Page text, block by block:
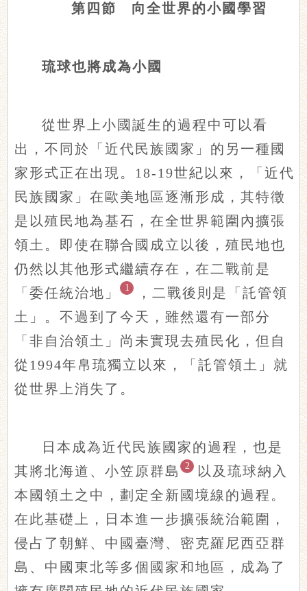
第四節 向全世界的小國學習
琉球也將成為小國
從世界上小國誕生的過程中可以看
出，不同於「近代民族國家」的另一種國
家形式正在出現。18-19世紀以來，「近代
民族國家」在歐美地區逐漸形成，其特徵
是以殖民地為基石，在全世界範圍內擴張
領土。即使在聯合國成立以後，殖民地也
仍然以其他形式繼續存在，在二戰前是
「委任統治地」
1
，二戰後則是「託管領
土」。不過到了今天，雖然還有一部分
「非自治領土」尚未實現去殖民化，但自
從1994年帛琉獨立以來，「託管領土」就
從世界上消失了。
日本成為近代民族國家的過程，也是
其將北海道、小笠原群島
2
以及琉球納入
本國領土之中，劃定全新國境線的過程。
在此基礎上，日本進一步擴張統治範圍，
侵占了朝鮮、中國臺灣、密克羅尼西亞群
島、中國東北等多個國家和地區，成為了